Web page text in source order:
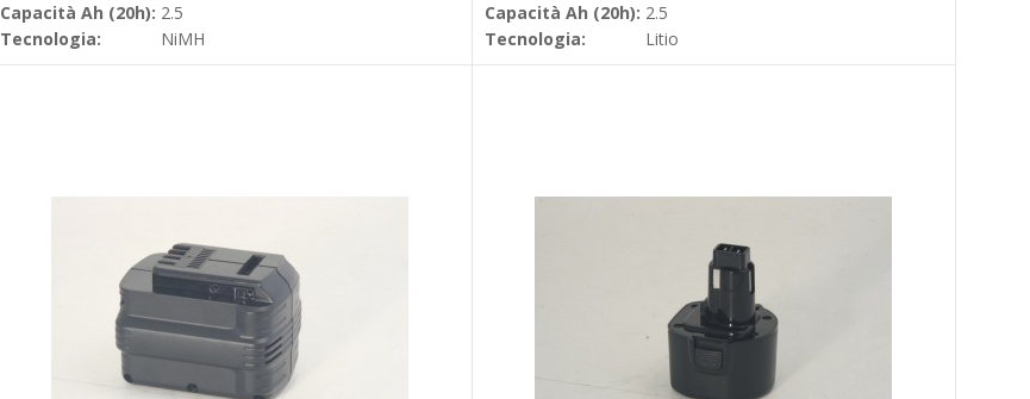
Capacità Ah (20h): 2.5
Tecnologia:
NiMH
Capacità Ah (20h): 2.5
Tecnologia:
Litio